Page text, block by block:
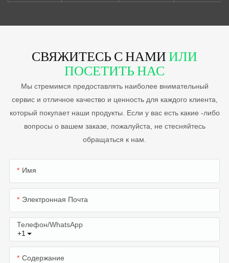
СВЯЖИТЕСЬ С НАМИИЛИ
ПОСЕТИТЬ НАС
Мы стремимся предоставлять наиболее внимательный
сервис и отличное качество и ценность для каждого клиента,
который покупает наши продукты. Если у вас есть какие -либо
вопросы о вашем заказе, пожалуйста, не стесняйтесь
обращаться к нам.
Имя
Электронная Почта
+1
Телефон/WhatsApp
Содержание